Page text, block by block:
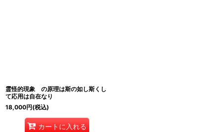
霊怪的現象 の原理は斯の如し斯くし
て応用は自在なり
18,000円(税込)
カートに入れる